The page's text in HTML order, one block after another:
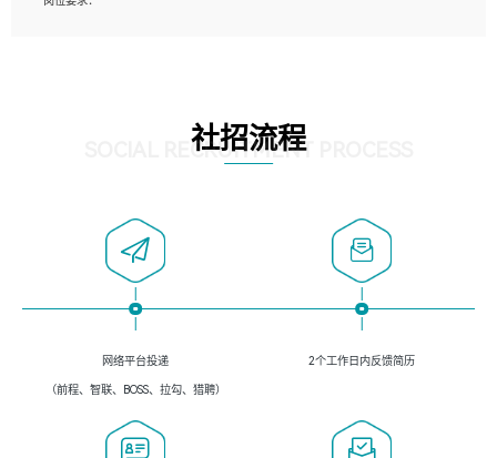
4、掌握DevOps思想、方法和流程。Jenkins工具使用；
5、掌握常见中间件配置与优化，如mysql、nginx等；
社招流程
SOCIAL RECRUITMENT PROCESS
网络平台投递
（前程、智联、BOSS、拉勾、猎聘）
2个工作日内反馈简历